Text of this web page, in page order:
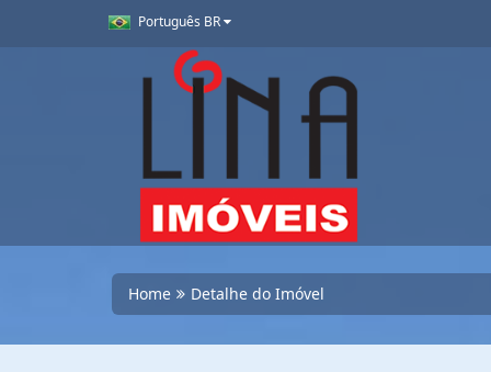
Português BR
Home Detalhe do Imóvel